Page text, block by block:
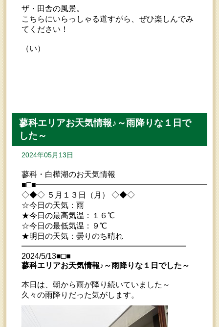
ザ・田舎の風景。
こちらにいらっしゃる道すがら、ぜひ楽しんでみ
てください！
（い）
蓼科エリアお天気情報♪～雨降りな１日で
した～
2024年05月13日
蓼科・白樺湖のお天気情報
◇◆◇ ５月１３日（月） ◇◆◇
☆今日の天気：雨
★今日の最高気温：１６℃
☆今日の最低気温：９℃
★明日の天気：曇りのち晴れ
━━━━━━━━━━━━━━━━━━━━━
2024/5/13■□■
蓼科エリアお天気情報♪～雨降りな１日でした～
本日は、朝から雨が降り続いていました～
久々の雨降りだった気がします。